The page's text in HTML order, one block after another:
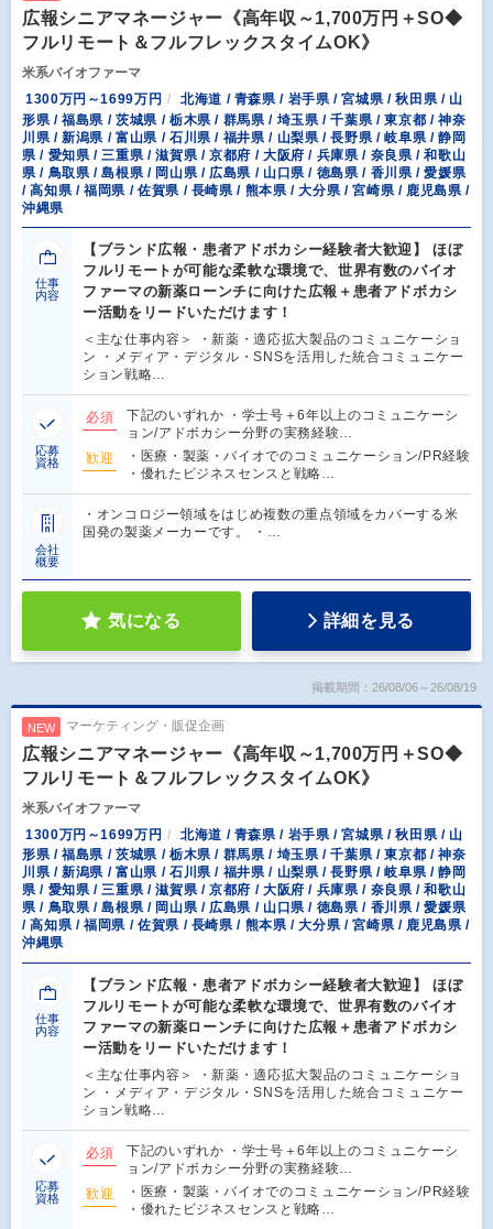
広報シニアマネージャー《高年収～1,700万円＋SO◆
フルリモート＆フルフレックスタイムOK》
米系バイオファーマ
1300万円～1699万円
北海道 / 青森県 / 岩手県 / 宮城県 / 秋田県 / 山
形県 / 福島県 / 茨城県 / 栃木県 / 群馬県 / 埼玉県 / 千葉県 / 東京都 / 神奈
川県 / 新潟県 / 富山県 / 石川県 / 福井県 / 山梨県 / 長野県 / 岐阜県 / 静岡
県 / 愛知県 / 三重県 / 滋賀県 / 京都府 / 大阪府 / 兵庫県 / 奈良県 / 和歌山
県 / 鳥取県 / 島根県 / 岡山県 / 広島県 / 山口県 / 徳島県 / 香川県 / 愛媛県
/ 高知県 / 福岡県 / 佐賀県 / 長崎県 / 熊本県 / 大分県 / 宮崎県 / 鹿児島県 /
沖縄県
仕事
内容
【ブランド広報・患者アドボカシー経験者大歓迎】 ほぼ
フルリモートが可能な柔軟な環境で、世界有数のバイオ
ファーマの新薬ローンチに向けた広報＋患者アドボカシ
ー活動をリードいただけます！
＜主な仕事内容＞ ・新薬・適応拡大製品のコミュニケーショ
ン ・メディア・デジタル・SNSを活用した統合コミュニケー
ション戦略…
応募
資格
必須
下記のいずれか ・学士号＋6年以上のコミュニケーシ
ョン/アドボカシー分野の実務経験…
歓迎
・医療・製薬・バイオでのコミュニケーション/PR経験
・優れたビジネスセンスと戦略…
会社
概要
・オンコロジー領域をはじめ複数の重点領域をカバーする米
国発の製薬メーカーです。 ・…
気になる 詳細を見る
掲載期間：26/08/06～26/08/19
NEW マーケティング・販促企画
広報シニアマネージャー《高年収～1,700万円＋SO◆
フルリモート＆フルフレックスタイムOK》
米系バイオファーマ
1300万円～1699万円
北海道 / 青森県 / 岩手県 / 宮城県 / 秋田県 / 山
形県 / 福島県 / 茨城県 / 栃木県 / 群馬県 / 埼玉県 / 千葉県 / 東京都 / 神奈
川県 / 新潟県 / 富山県 / 石川県 / 福井県 / 山梨県 / 長野県 / 岐阜県 / 静岡
県 / 愛知県 / 三重県 / 滋賀県 / 京都府 / 大阪府 / 兵庫県 / 奈良県 / 和歌山
県 / 鳥取県 / 島根県 / 岡山県 / 広島県 / 山口県 / 徳島県 / 香川県 / 愛媛県
/ 高知県 / 福岡県 / 佐賀県 / 長崎県 / 熊本県 / 大分県 / 宮崎県 / 鹿児島県 /
沖縄県
仕事
内容
【ブランド広報・患者アドボカシー経験者大歓迎】 ほぼ
フルリモートが可能な柔軟な環境で、世界有数のバイオ
ファーマの新薬ローンチに向けた広報＋患者アドボカシ
ー活動をリードいただけます！
＜主な仕事内容＞ ・新薬・適応拡大製品のコミュニケーショ
ン ・メディア・デジタル・SNSを活用した統合コミュニケー
ション戦略…
応募
資格
必須
下記のいずれか ・学士号＋6年以上のコミュニケーシ
ョン/アドボカシー分野の実務経験…
歓迎
・医療・製薬・バイオでのコミュニケーション/PR経験
・優れたビジネスセンスと戦略…